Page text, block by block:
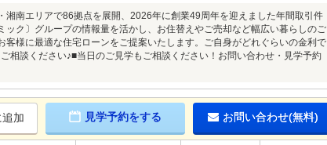
南エリアで86拠点を展開、2026年に創業49周年を迎えました年間取引件
ク〕グループの情報量を活かし、お住替えやご売却など幅広い暮らしのご
様に最適な住宅ローンをご提案いたします。ご自身がどれぐらいの金利で
談ください♪■当日のご見学もご相談ください！お問い合わせ・見学予約
加 見学予約をする お問い合わせ(無料)